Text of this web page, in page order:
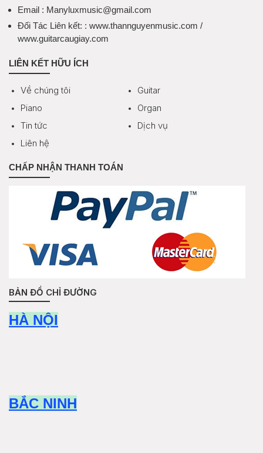
Email : Manyluxmusic@gmail.com
Đối Tác Liên kết: : www.thannguyenmusic.com /
www.guitarcaugiay.com
LIÊN KẾT HỮU ÍCH
Về chúng tôi
Guitar
Piano
Organ
Tin tức
Dịch vụ
Liên hệ
CHẤP NHẬN THANH TOÁN
BẢN ĐỒ CHỈ ĐƯỜNG
HÀ NỘI
BẮC NINH